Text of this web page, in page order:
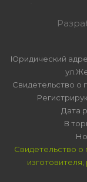
Юридический
Свидетельство о
Дата
В
Свидетельство о